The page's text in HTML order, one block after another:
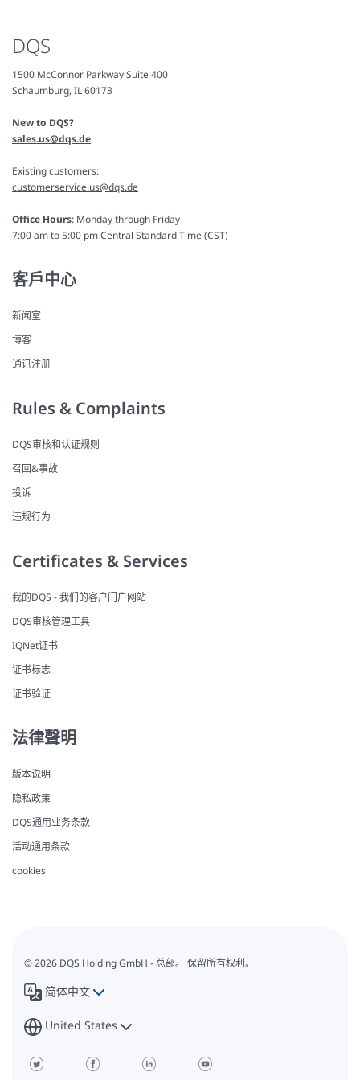
DQS
1500 McConnor Parkway Suite 400
Schaumburg, IL 60173
New to DQS?
sales.us@dqs.de
Existing customers:
customerservice.us@dqs.de
Office Hours: Monday through Friday
7:00 am to 5:00 pm Central Standard Time (CST)
客戶中心
新闻室
博客
通讯注册
Rules & Complaints
DQS审核和认证规则
召回&事故
投诉
违规行为
Certificates & Services
我的DQS - 我们的客户门户网站
DQS审核管理工具
IQNet证书
证书标志
证书验证
法律聲明
版本说明
隐私政策
DQS通用业务条款
活动通用条款
cookies
© 2026 DQS Holding GmbH - 总部。 保留所有权利。
简体中文
United States